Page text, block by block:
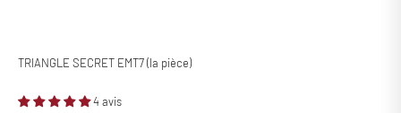
TRIANGLE SECRET EMT7 (la pièce)
4 avis